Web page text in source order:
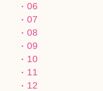
06
07
08
09
10
11
12